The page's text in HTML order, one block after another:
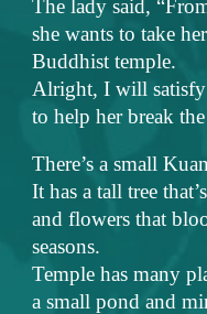
The lady said,
she wants to take
Buddhist temple.
Alright, I will satisfy
to help her break
There’s a small
It has a tall tree
and flowers that
seasons.
Temple has many
a small pond and